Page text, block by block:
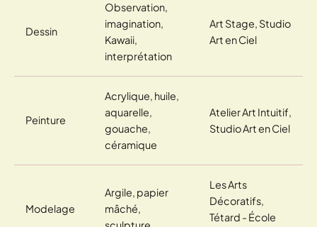
Dessin
Observation,
imagination,
Kawaii,
interprétation
Art Stage, Studio
Art en Ciel
Peinture
Acrylique, huile,
aquarelle,
gouache,
céramique
Atelier Art Intuitif,
Studio Art en Ciel
Modelage
Argile, papier
mâché,
Les Arts
Décoratifs,
Tétard - École